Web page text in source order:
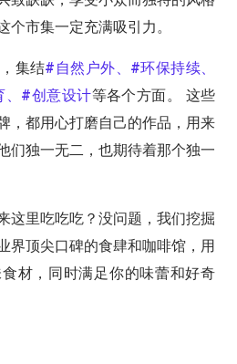
个市集一定充满吸引力。
集结#自然户外、#环保持续、
、#创意设计等各个方面。 这些
，都用心打磨自己的作品，用来
们独一无二，也期待着那个独一
这里吃吃吃？没问题，我们挖掘
界顶尖口碑的食肆和咖啡馆，用
材，同时满足你的味蕾和好奇